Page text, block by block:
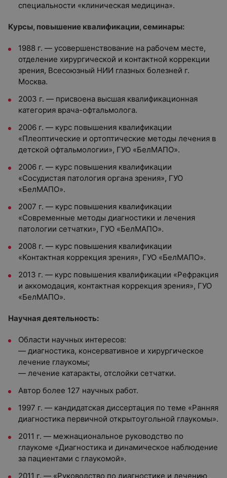
специальности «клиническая медицина».
Курсы, повышение квалификации, семинары:
1988 г. — усовершенствование на рабочем месте,
отделение хирургической и контактной коррекции
зрения, Всесоюзный НИИ глазных болезней г.
Москва.
2003 г. — присвоена высшая квалификационная
категория врача-офтальмолога.
2006 г. — курс повышения квалификации
«Плеоптические и ортоптические методы лечения в
детской офтальмологии», ГУО «БелМАПО».
2006 г. — курс повышения квалификации
«Сосудистая патология органа зрения», ГУО
«БелМАПО».
2007 г. — курс повышения квалификации
«Современные методы диагностики и лечения
патологии сетчатки», ГУО «БелМАПО».
2008 г. — курс повышения квалификации
«Контактная коррекция зрения», ГУО «БелМАПО».
2013 г. — курс повышения квалификации «Рефракция
и аккомодация, контактная коррекция зрения», ГУО
«БелМАПО».
Научная деятельность:
Области научных интересов:
— диагностика, консервативное и хирургическое
лечение глаукомы;
— лечение катаракты, отслойки сетчатки.
Автор более 127 научных работ.
1997 г. — кандидатская диссертация по теме «Ранняя
диагностика первичной открытоугольной глаукомы».
2011 г. — межнациональное руководство по
глаукоме «Диагностика и динамическое наблюдение
за пациентами с глаукомой».
2011 г. — «Руководство по диагностике и лечению